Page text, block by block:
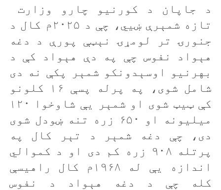
د جاپان د کورنيو چارو وزارت
تازه شمېرې ښيي، چې د ۲۰۲۵م کال د
جنورۍ تر لومړۍ نېټې پورې د دغه
هېواد نفوس چې په دې هېواد کې د
بهرنيو اوسېدونکو شمېر پکې نه دی
شامل شوی، په پرله پسې ۱۶ کلونو
کې ټيټ شوی او شمېر يې شاوخوا ۱۲۰
ميليونه او ۶۵۰ زره تنه ښودل شوی
دی، چې دغه شمېر د تېر کال په
پرتله ۹۰۸ زره کم دی او د کموالي
اندازه يې له ۱۹۶۸م کال راهيسې
کله چې د دغه هېواد د نفوس